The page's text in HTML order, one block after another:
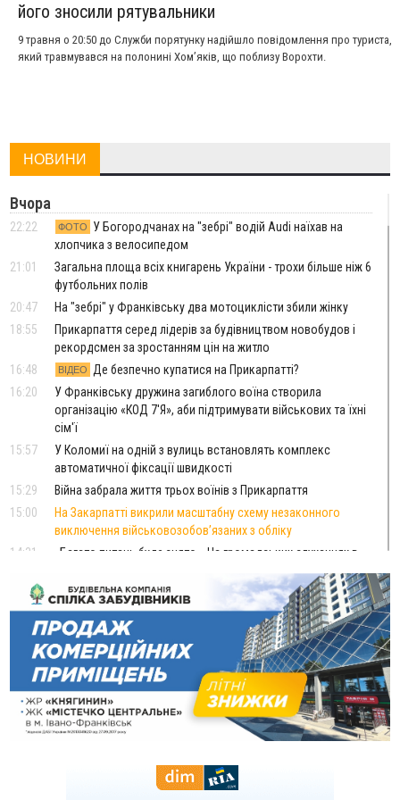
його зносили рятувальники
9 травня о 20:50 до Служби порятунку надійшло повідомлення про туриста,
який травмувався на полонині Хом’яків, що поблизу Ворохти.
НОВИНИ
Вчора
22:22 ФОТО
У Богородчанах на "зебрі" водій Audi наїхав на
хлопчика з велосипедом
21:01
Загальна площа всіх книгарень України - трохи більше ніж 6
футбольних полів
20:47
На "зебрі" у Франківську два мотоциклісти збили жінку
18:55
Прикарпаття серед лідерів за будівництвом новобудов і
рекордсмен за зростанням цін на житло
16:48
ВІДЕО
Де безпечно купатися на Прикарпатті?
16:20
У Франківську дружина загиблого воїна створила
організацію «КОД 7'Я», аби підтримувати військових та їхні
сім'ї
15:57
У Коломиї на одній з вулиць встановлять комплекс
автоматичної фіксації швидкості
15:29
Війна забрала життя трьох воїнів з Прикарпаття
15:00
На Закарпатті викрили масштабну схему незаконного
виключення військовозобов’язаних з обліку
14:31
«Багато питань буде знято». На громадських слуханнях в
Яремче обговорили, як вирішити питання джипінгу в
Карпатах
13:54
5 «тихих» хвороб, які виявляє профілактичне обстеження
13:30
ФОТО На Надрічній тривають останні приготування до
нового руху
12:57
У Франківську зафіксували найбільшу спеку за всю історію
спостережень
12:24
Лікування наркоманії Київ: чому важливо розпочати
терапію якомога раніше
тисяч гривень у валюті, засудили до 5 років
Податкова передасть в Міноборони для "Оберегу" дані про